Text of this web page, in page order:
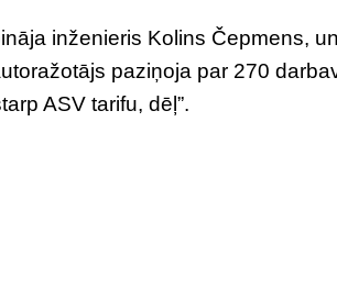
inženieris Kolins Čepmens,
paziņoja par 270
ASV tarifu, dēļ”.